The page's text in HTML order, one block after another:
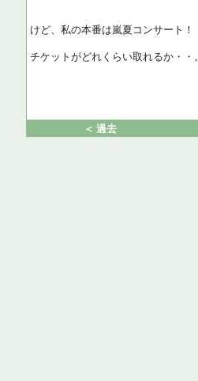
けど、私の本番は嵐夏コンサート！
チケットがどれくらい取れるか・・
＜ 過去